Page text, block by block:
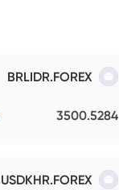
BRLIDR.FOREX
3500.5284
USDKHR.FOREX